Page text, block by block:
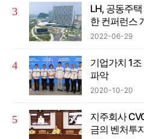
LH, 공동주
한 컨퍼런스
2022-06-29
기업가치 1조
파악
2020-10-20
지주회사
금의 벤처투